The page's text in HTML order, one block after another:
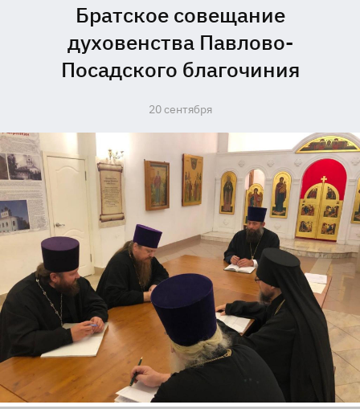
Братское совещание
духовенства Павлово-
Посадского благочиния
20 сентября